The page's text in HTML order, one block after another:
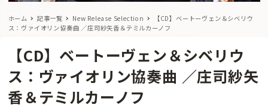
ホーム 記事一覧 New Release Selection
【CD】ベートーヴェン＆シベリウ
ス：ヴァイオリン協奏曲 ／庄司紗矢香＆テミルカーノフ
【CD】ベートーヴェン＆シベリウ
ス：ヴァイオリン協奏曲 ／庄司紗矢
香＆テミルカーノフ